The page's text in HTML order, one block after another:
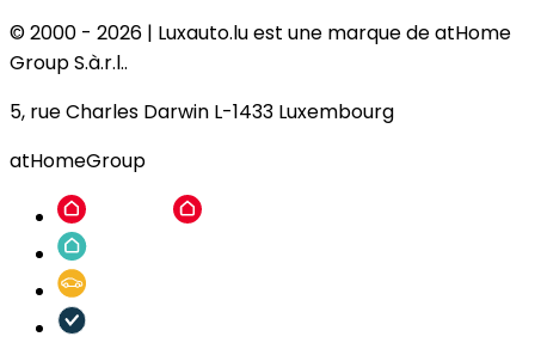
© 2000 - 2026 | Luxauto.lu est une marque de atHome
Group S.à.r.l..
5, rue Charles Darwin L-1433 Luxembourg
atHomeGroup